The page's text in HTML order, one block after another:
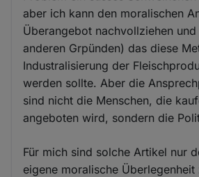
aber ich kann den moralischen
Überangebot nachvollziehen
anderen Grpünden) das diese
Industralisierung der
werden sollte. Aber die
sind nicht die Menschen, die
angeboten wird, sondern die
Für mich sind solche Artikel nur
eigene moralische